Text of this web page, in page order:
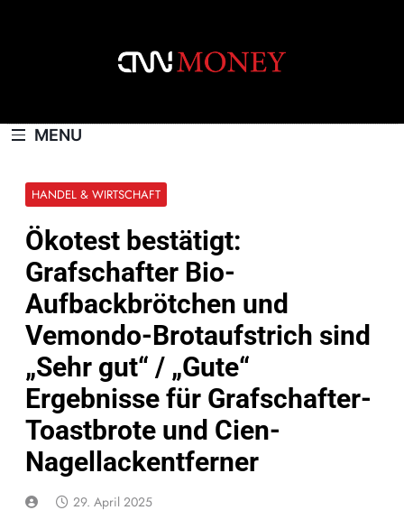
MENU
HANDEL & WIRTSCHAFT
Ökotest bestätigt:
Grafschafter Bio-
Aufbackbrötchen und
Vemondo-Brotaufstrich sind
„Sehr gut“ / „Gute“
Ergebnisse für Grafschafter-
Toastbrote und Cien-
Nagellackentferner
29. April 2025